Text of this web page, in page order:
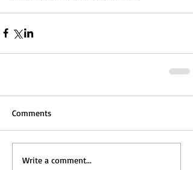
Comments
Write a comment...